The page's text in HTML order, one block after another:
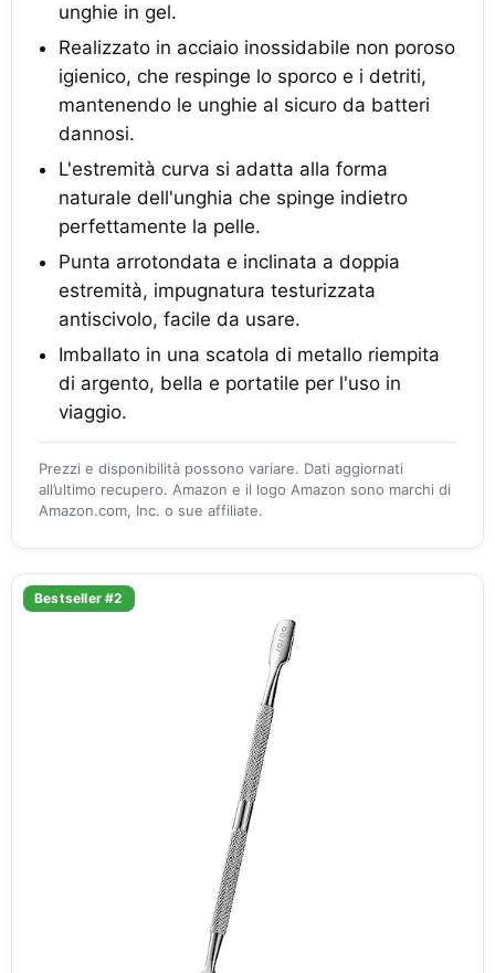
unghie in gel.
Realizzato in acciaio inossidabile non poroso
igienico, che respinge lo sporco e i detriti,
mantenendo le unghie al sicuro da batteri
dannosi.
L'estremità curva si adatta alla forma
naturale dell'unghia che spinge indietro
perfettamente la pelle.
Punta arrotondata e inclinata a doppia
estremità, impugnatura testurizzata
antiscivolo, facile da usare.
Imballato in una scatola di metallo riempita
di argento, bella e portatile per l'uso in
viaggio.
Prezzi e disponibilità possono variare. Dati aggiornati
all’ultimo recupero. Amazon e il logo Amazon sono marchi di
Amazon.com, Inc. o sue affiliate.
Bestseller #2